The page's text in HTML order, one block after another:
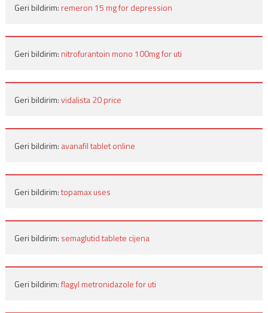
Geri bildirim: remeron 15 mg for depression
Geri bildirim: nitrofurantoin mono 100mg for uti
Geri bildirim:vidalista 20 price
Geri bildirim: avanafil tablet online
Geri bildirim:topamax uses
Geri bildirim: semaglutid tablete cijena
Geri bildirim:flagyl metronidazole for uti